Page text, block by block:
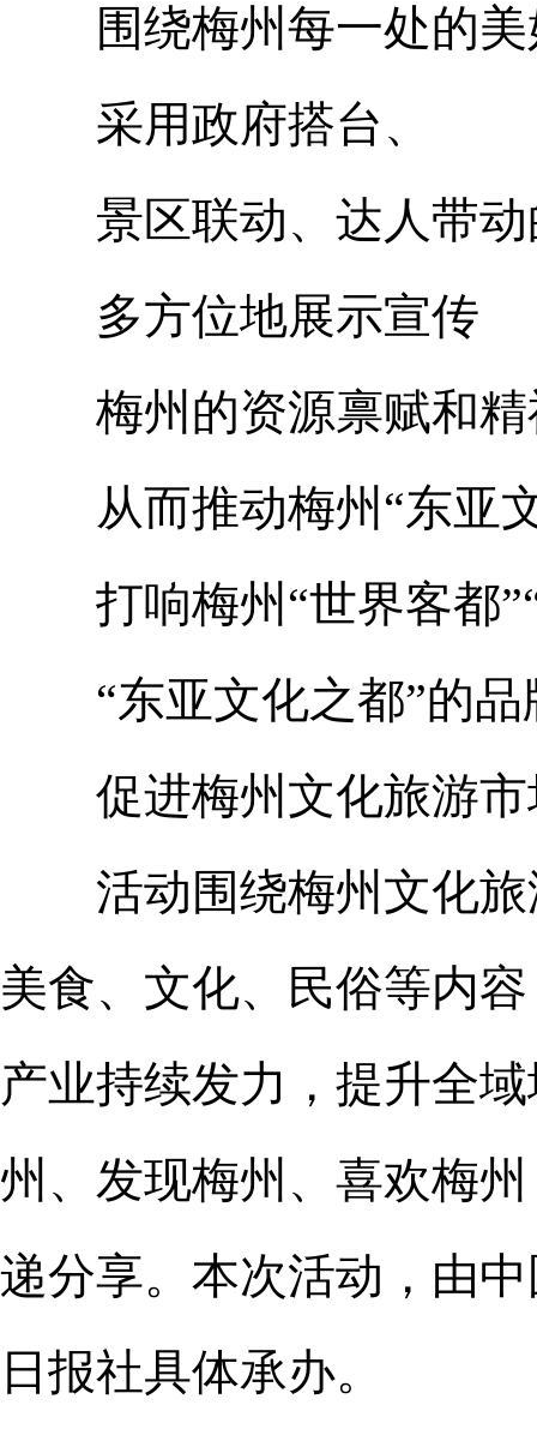
围绕梅州每一处的美
采用政府搭台、
景区联动、达人带动
多方位地展示宣传
梅州的资源禀赋和精
从而推动梅州“东亚
打响梅州“世界客都
“东亚文化之都”的品
促进梅州文化旅游市
活动围绕梅州文化旅
美食、文化、民俗等内
产业持续发力，提升全
州、发现梅州、喜欢梅
递分享。本次活动，由
日报社具体承办。